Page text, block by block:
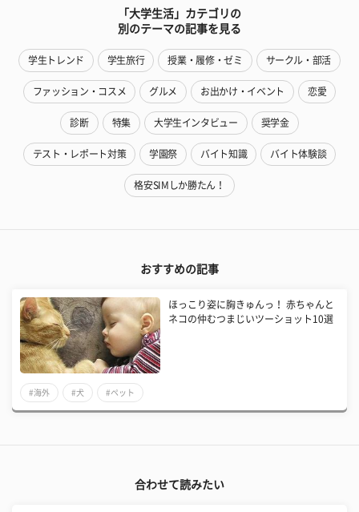
「大学生活」カテゴリの
別のテーマの記事を見る
学生トレンド 学生旅行 授業・履修・ゼミ サークル・部活
ファッション・コスメ グルメ お出かけ・イベント 恋愛
診断 特集 大学生インタビュー 奨学金
テスト・レポート対策 学園祭 バイト知識 バイト体験談
格安SIMしか勝たん！
おすすめの記事
ほっこり姿に胸きゅんっ！ 赤ちゃんと
ネコの仲むつまじいツーショット10選
#海外 #犬 #ペット
合わせて読みたい